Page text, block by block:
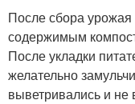
После сбора
содержимым
После укладки
желательно
выветривались и